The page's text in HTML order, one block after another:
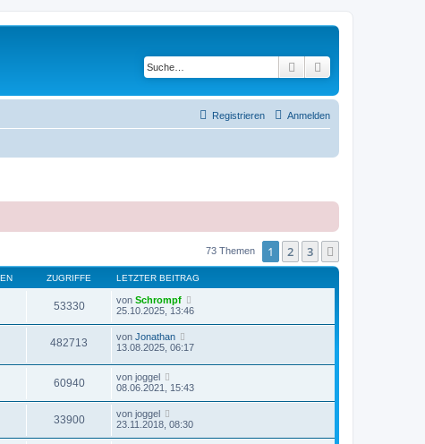
Suche
Anmelden
Registrieren
73 Themen 1 2 3
ZUGRIFFE LETZTER BEITRAG
53330 von Schrompf
25.10.2025, 13:46
482713 von Jonathan
13.08.2025, 06:17
60940 von joggel
08.06.2021, 15:43
33900 von joggel
23.11.2018, 08:30